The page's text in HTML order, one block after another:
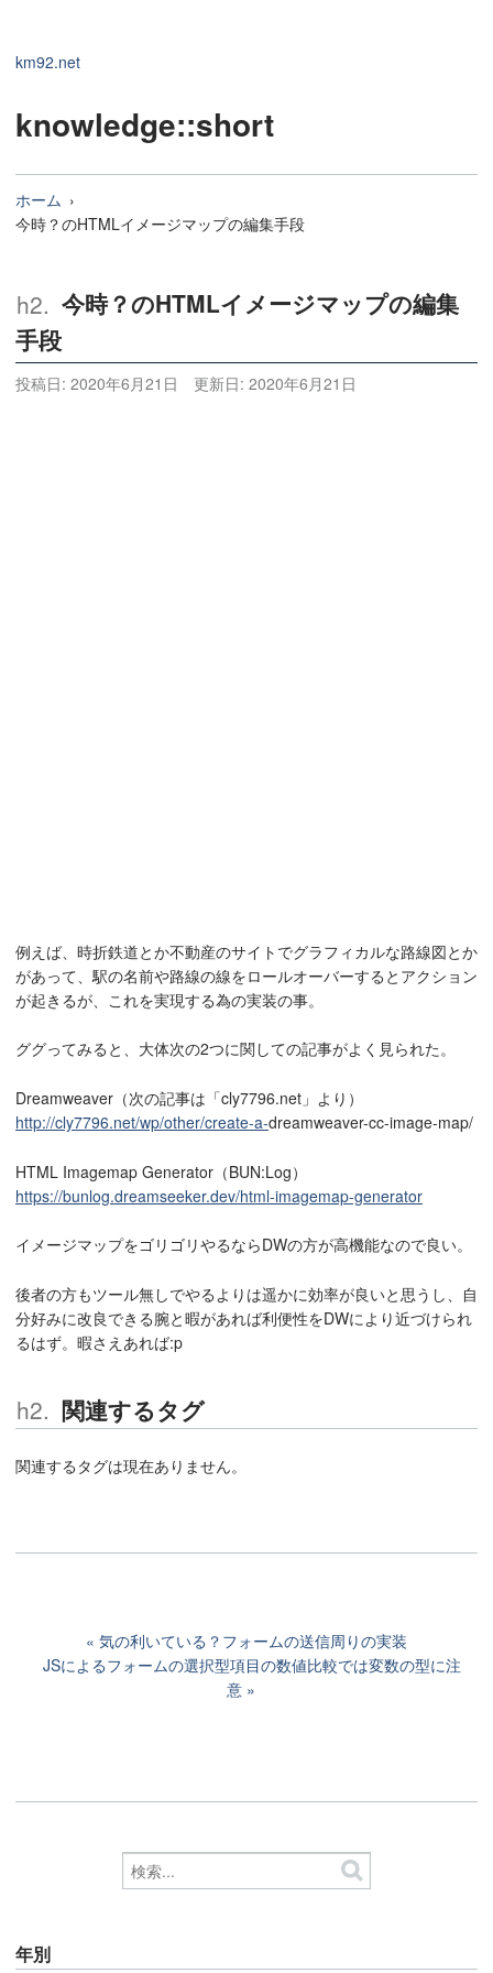
km92.net
knowledge::short
ホーム
今時？のHTMLイメージマップの編集手段
今時？のHTMLイメージマップの編集
手段
投稿日: 2020年6月21日 更新日: 2020年6月21日
例えば、時折鉄道とか不動産のサイトでグラフィカルな路線図とか
があって、駅の名前や路線の線をロールオーバーするとアクション
が起きるが、これを実現する為の実装の事。
ググってみると、大体次の2つに関しての記事がよく見られた。
Dreamweaver （次の記事は「cly7796.net」より）
http://cly7796.net/wp/other/create-a-dreamweaver-cc-image-map/
HTML Imagemap Generator（BUN:Log）
https://bunlog.dreamseeker.dev/html-imagemap-generator
イメージマップをゴリゴリやるならDWの方が高機能なので良い。
後者の方もツール無しでやるよりは遥かに効率が良いと思うし、自
分好みに改良できる腕と暇があれば利便性をDWにより近づけられ
るはず。暇さえあれば:p
関連するタグ
関連するタグは現在ありません。
気の利いている？フォームの送信周りの実装
JSによるフォームの選択型項目の数値比較では変数の型に注
意
年別